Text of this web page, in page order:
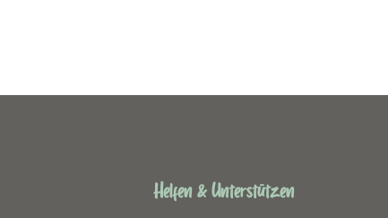
Helfen & Unterstützen